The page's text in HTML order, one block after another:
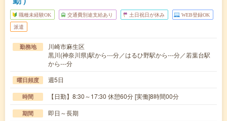
職種未経験OK 交通費別途支給あり 土日祝日が休み WEB登録OK
派遣
勤務地
川崎市麻生区
黒川(神奈川県)駅から---分／はるひ野駅から---分／若葉台駅
から---分
曜日頻度 週5日
時間 【日勤】8:30～17:30 休憩60分 [実働]8時間00分
期間 即日～長期